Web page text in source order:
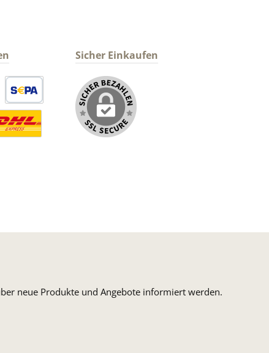
SEPA Lastschrift
Versand Deutsche Post
Sicher Einkaufen
neue Produkte und Angebote informiert werden.